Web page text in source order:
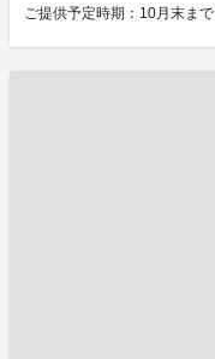
ご提供予定時期：10月末まで